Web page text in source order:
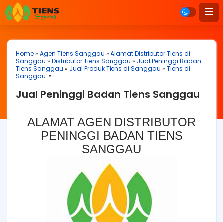
Home» Agen Tiens Sanggau » Alamat Distributor Tiens di
Sanggau » Distributor Tiens Sanggau » Jual Peninggi Badan
Tiens Sanggau » Jual Produk Tiens di Sanggau » Tiens di
Sanggau. »
Jual Peninggi Badan Tiens Sanggau
ALAMAT AGEN DISTRIBUTOR
PENINGGI BADAN TIENS
SANGGAU